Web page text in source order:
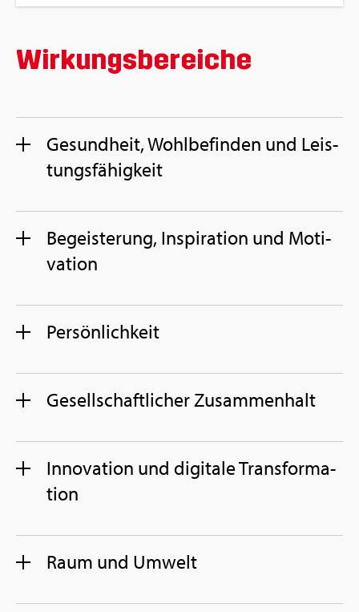
Wir­kungs­be­rei­che
Ge­sund­heit, Wohl­be­fin­den und Leis­
tungs­fä­hig­keit
Be­geis­te­rung, In­spi­ra­ti­on und Mo­ti­
va­ti­on
Per­sön­lich­keit
Ge­sell­schaft­li­cher Zu­sam­men­halt
In­no­va­ti­on und di­gi­ta­le Trans­for­ma­
ti­on
Raum und Um­welt